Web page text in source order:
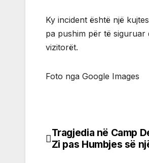
Ky incident është një
pa pushim për të
vizitorët.
Foto nga Google Images
Post
Tragjedia në Camp
Zi pas Humbjes së